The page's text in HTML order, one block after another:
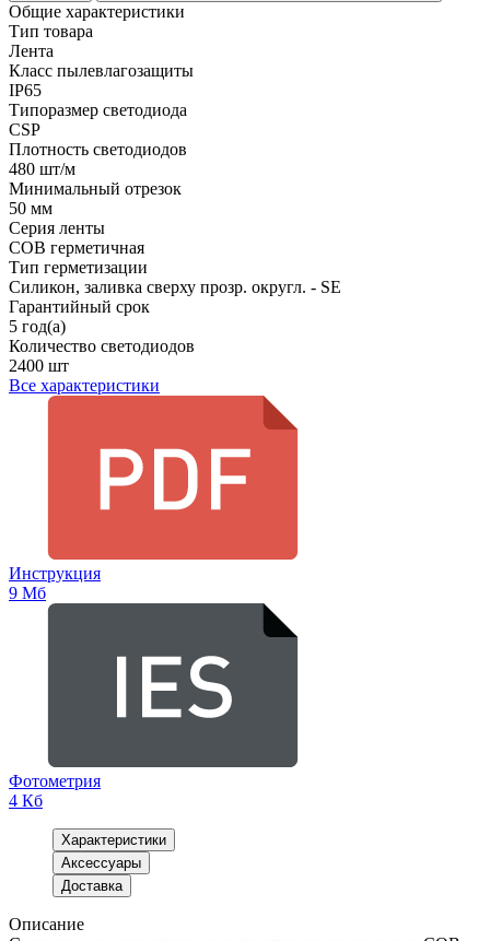
Общие характеристики
Тип товара
Лента
Класс пылевлагозащиты
IP65
Типоразмер светодиода
CSP
Плотность светодиодов
480 шт/м
Минимальный отрезок
50 мм
Серия ленты
COB герметичная
Тип герметизации
Силикон, заливка сверху прозр. округл. - SE
Гарантийный срок
5 год(а)
Количество светодиодов
2400 шт
Все характеристики
Инструкция
9 Мб
Фотометрия
4 Кб
Характеристики
Аксессуары
Доставка
Описание